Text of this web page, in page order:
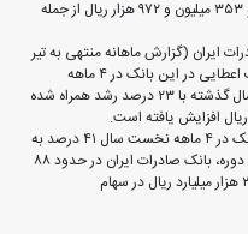
حاضر با سرمایه‌ای معادل با ١٧٥ هزار میلیارد و ٣٥٣ میلیون و ٩٧٢ هزار ریال از جمله
ایران (گزارش ماهانه منتهی به تیر
١٤٠١)، درآمدهای محقق شده از محل تسهیلات اعطایی در این بانک در ٤ ماهه
ابتدایی سال ١٤٠١ نسبت به مدت مشابه در سال گذشته با ٢٣ درصد رشد همراه شده
از کل درآمد حاصل از تسهیلات اعطایی این بانک در ٤ ماهه نخست سال ٤١ درصد به
اوراق مرابحه تعلق دارد. همچنین در طول این دوره، بانک صادرات ایران در حدود ٨٨
هزار میلیارد ریال در اوراق بدهی و بیش از ٢٣٦ هزار میلیارد ریال در سهام